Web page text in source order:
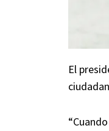
El